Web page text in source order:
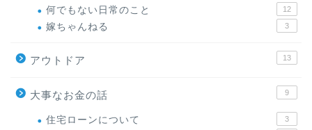
何でもない日常のこと 12
嫁ちゃんねる 3
アウトドア 13
大事なお金の話 9
住宅ローンについて 3